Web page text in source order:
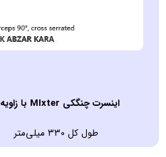
اينسرت چنگکی MIxter با زاویه 90 درجه، دندانه دار متقاطع
طول کل ۳۳۰ میلی‌متر قطر ۵ میلی‌متر